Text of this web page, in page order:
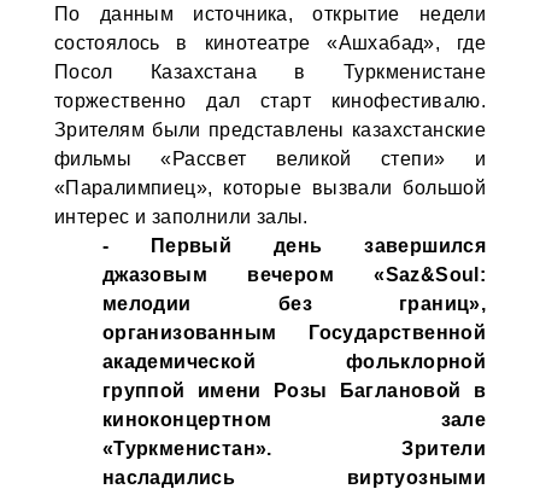
По данным источника, открытие недели
состоялось в кинотеатре «Ашхабад», где
Посол Казахстана в Туркменистане
торжественно дал старт кинофестивалю.
Зрителям были представлены казахстанские
фильмы «Рассвет великой степи» и
«Паралимпиец», которые вызвали большой
интерес и заполнили залы.
- Первый день завершился
джазовым вечером «Saz&Soul:
мелодии без границ»,
организованным Государственной
академической фольклорной
группой имени Розы Баглановой в
киноконцертном зале
«Туркменистан». Зрители
насладились виртуозными